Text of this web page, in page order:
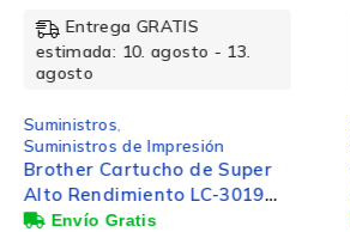
Entrega GRATIS
estimada: 10. agosto - 13.
agosto
Suministros,
Suministros de Impresión
Brother Cartucho de Super
Alto Rendimiento LC-3019M
Magenta, 1500 Páginas